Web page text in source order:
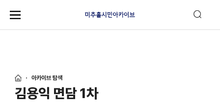
아카이브 탐색
김용익 면담 1차